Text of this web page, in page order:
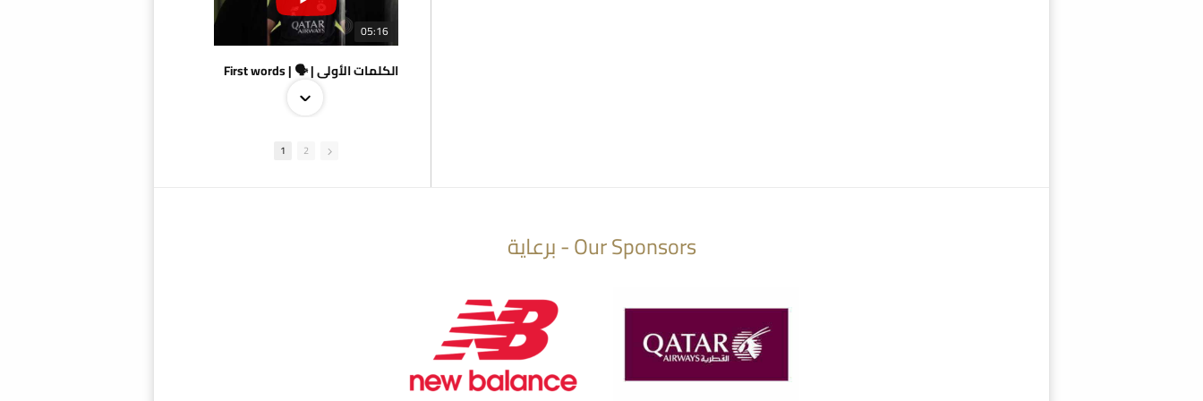
05:16
الكلمات الأولى | 🗣 | First words
1 2
Our Sponsors - برعاية